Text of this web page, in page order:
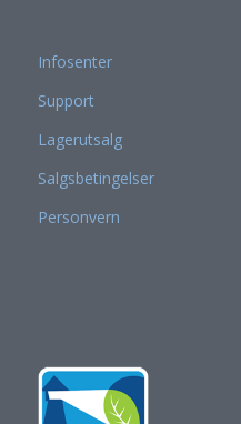
Infosenter
Support
Lagerutsalg
Salgsbetingelser
Personvern